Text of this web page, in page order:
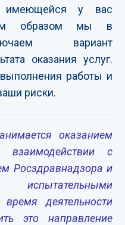
имеющейся у вас
образом мы в
вариант
оказания услуг.
работы и
риски.
оказанием
взаимодействии с
Росздравнадзора и
деятельности
это направление